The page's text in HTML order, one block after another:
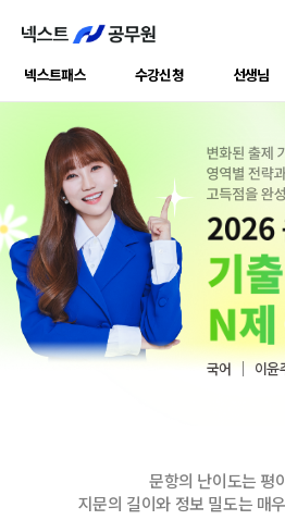
넥스트패스 수강신청 선생님
국어 이윤
문항의 난이도는 평
지문의 길이와 정보 밀도는 매